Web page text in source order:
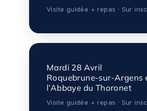
Visite guidée + repas · Sur
Mardi 28 Avril
Roquebrune-sur-Argens
l’Abbaye du Thoronet
Visite guidée + repas · Sur